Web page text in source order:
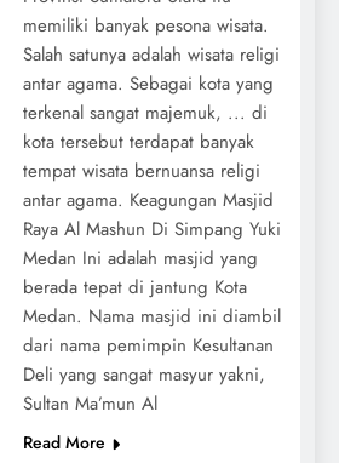
memiliki banyak pesona wisata.
Salah satunya adalah wisata religi
antar agama. Sebagai kota yang
terkenal sangat majemuk, ... di
kota tersebut terdapat banyak
tempat wisata bernuansa religi
antar agama. Keagungan Masjid
Raya Al Mashun Di Simpang Yuki
Medan Ini adalah masjid yang
berada tepat di jantung Kota
Medan. Nama masjid ini diambil
dari nama pemimpin Kesultanan
Deli yang sangat masyur yakni,
Sultan Ma’mun Al
Read More